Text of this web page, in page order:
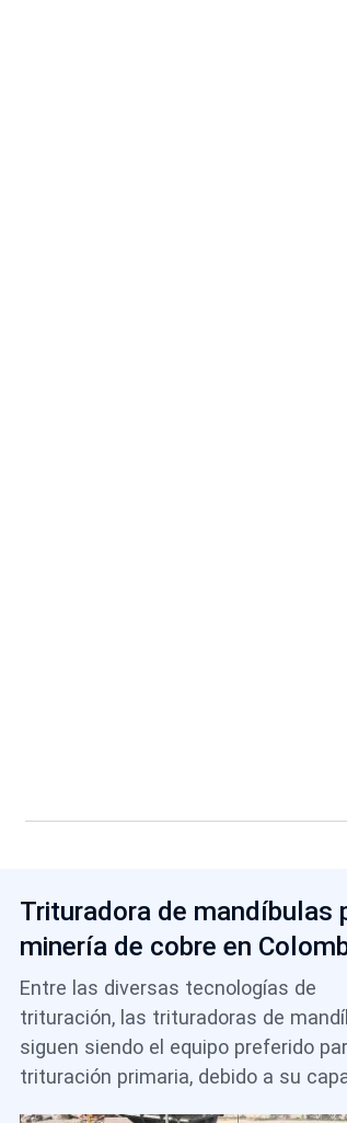
Trituradora de mandíbulas
minería de cobre en
Entre las diversas tecnologías de
trituración, las trituradoras de
siguen siendo el equipo preferido
trituración primaria, debido a su